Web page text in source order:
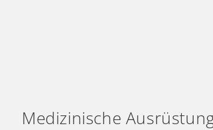
Medizinische